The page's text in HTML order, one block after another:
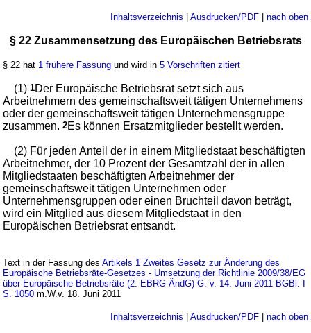
Inhaltsverzeichnis Ausdrucken/PDF| nach oben
§ 22 Zusammensetzung des Europäischen Betriebsrats
§ 22 hat 1 frühere Fassung und wird in5 Vorschriften zitiert
(1)1Der Europäische Betriebsrat setzt sich aus
Arbeitnehmern des gemeinschaftsweit tätigen Unternehmens
oder der gemeinschaftsweit tätigen Unternehmensgruppe
zusammen.2Es können Ersatzmitglieder bestellt werden.
(2) Für jeden Anteil der in einem Mitgliedstaat beschäftigten
Arbeitnehmer, der 10 Prozent der Gesamtzahl der in allen
Mitgliedstaaten beschäftigten Arbeitnehmer der
gemeinschaftsweit tätigen Unternehmen oder
Unternehmensgruppen oder einen Bruchteil davon beträgt,
wird ein Mitglied aus diesem Mitgliedstaat in den
Europäischen Betriebsrat entsandt.
Text in der Fassung desArtikels 1 Zweites Gesetz zur Änderung des
Europäische Betriebsräte-Gesetzes - Umsetzung der Richtlinie 2009/38/EG
über Europäische Betriebsräte (2. EBRG-ÄndG) G. v. 14. Juni 2011 BGBl. I
S. 1050 m.W.v. 18. Juni 2011
Inhaltsverzeichnis Ausdrucken/PDF| nach oben